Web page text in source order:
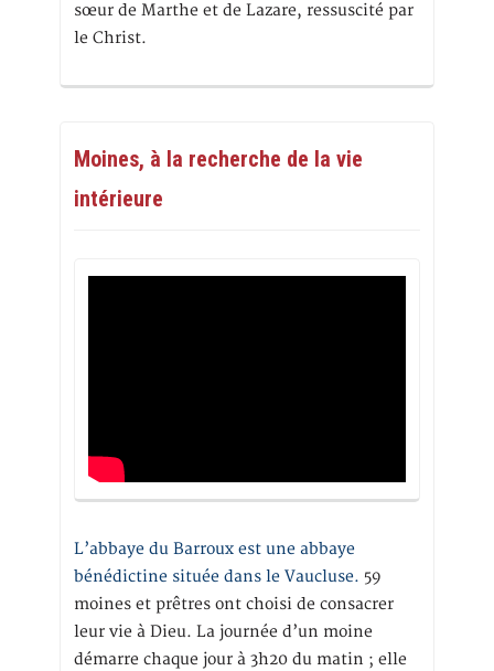
sœur de Marthe et de Lazare, ressuscité par
le Christ.
Moines, à la recherche de la vie
intérieure
L’abbaye du Barroux est une abbaye
bénédictine située dans le Vaucluse. 59
moines et prêtres ont choisi de consacrer
leur vie à Dieu. La journée d’un moine
démarre chaque jour à 3h20 du matin ; elle